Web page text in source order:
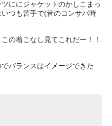
ににジャケットのかしこまっ
つも苦手で(昔のコンサバ時
の着こなし見てこれだー！！
バランスはイメージできた